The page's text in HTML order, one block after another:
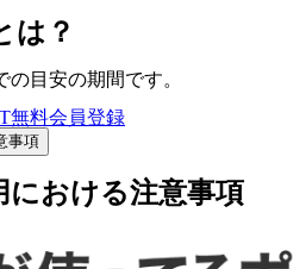
は？
目安の期間です。
無料会員登録
事項
における注意事項